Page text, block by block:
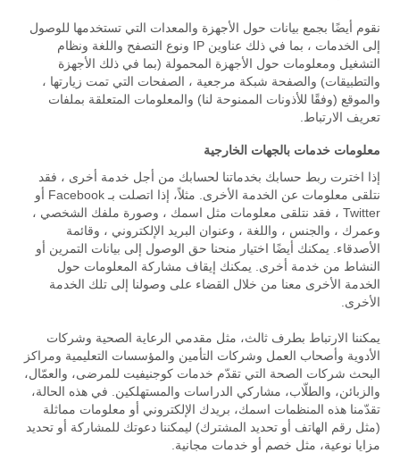
نقوم أيضًا بجمع بيانات حول الأجهزة والمعدات التي تستخدمها للوصول
إلى الخدمات ، بما في ذلك عناوين IP ونوع التصفح واللغة ونظام
التشغيل ومعلومات حول الأجهزة المحمولة (بما في ذلك الأجهزة
والتطبيقات) والصفحة شبكة مرجعية ، الصفحات التي تمت زيارتها ،
والموقع (وفقًا للأذونات الممنوحة لنا) والمعلومات المتعلقة بملفات
تعريف الارتباط.
معلومات خدمات بالجهات الخارجية
إذا اخترت ربط حسابك بخدماتنا لحسابك من أجل خدمة أخرى ، فقد
نتلقى معلومات عن الخدمة الأخرى. مثلاً، إذا اتصلت بـ Facebook أو
Twitter ، فقد نتلقى معلومات مثل اسمك ، وصورة ملفك الشخصي ،
وعمرك ، والجنس ، واللغة ، وعنوان البريد الإلكتروني ، وقائمة
الأصدقاء. يمكنك أيضًا اختيار منحنا حق الوصول إلى بيانات التمرين أو
النشاط من خدمة أخرى. يمكنك إيقاف مشاركة المعلومات حول
الخدمة الأخرى معنا من خلال القضاء على وصولنا إلى تلك الخدمة
الأخرى.
يمكننا الارتباط بطرف ثالث، مثل مقدمي الرعاية الصحية وشركات
الأدوية وأصحاب العمل وشركات التأمين والمؤسسات التعليمية ومراكز
البحث شركات الصحة التي تقدّم خدمات كوجنيفيت للمرضى، والعمّال،
والزبائن، والطلّاب، مشاركي الدراسات والمستهلكين. في هذه الحالة،
تقدّمنا هذه المنظمات اسمك، بريدك الإلكتروني أو معلومات مماثلة
(مثل رقم الهاتف أو تحديد المشترك) ليمكننا دعوتك للمشاركة أو تحديد
مزايا نوعية، مثل خصم أو خدمات مجانية.